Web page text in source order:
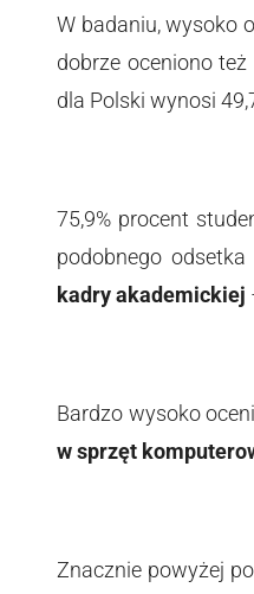
W badaniu, wysoko
dobrze oceniono też
dla Polski wynosi
75,9% procent
podobnego
kadry akademickiej
Bardzo wysoko
w sprzęt
Znacznie powyżej